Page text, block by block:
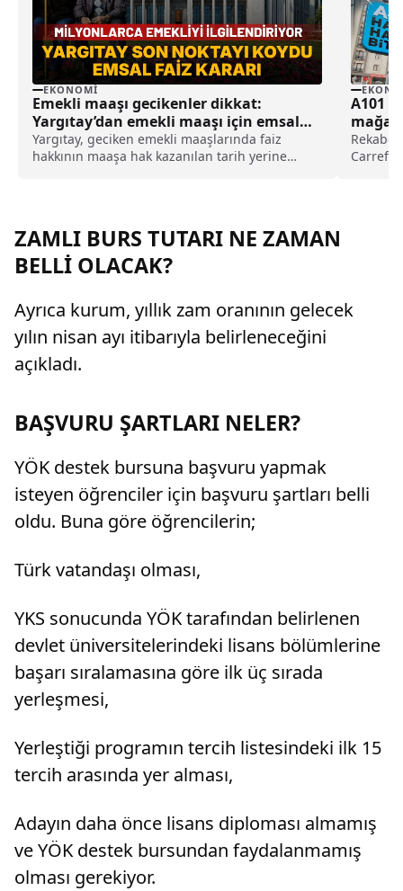
EKONOMI
Emekli maaşı gecikenler dikkat:
Yargıtay’dan emekli maaşı için emsal
faiz kararı
Yargıtay, geciken emekli maaşlarında faiz
hakkının maaşa hak kazanılan tarih yerine
A101
Rekabet
ZAMLI BURS TUTARI NE ZAMAN
BELLİ OLACAK?
Ayrıca kurum, yıllık zam oranının gelecek
yılın nisan ayı itibarıyla belirleneceğini
açıkladı.
BAŞVURU ŞARTLARI NELER?
YÖK destek bursuna başvuru yapmak
isteyen öğrenciler için başvuru şartları belli
oldu. Buna göre öğrencilerin;
Türk vatandaşı olması,
YKS sonucunda YÖK tarafından belirlenen
devlet üniversitelerindeki lisans bölümlerine
başarı sıralamasına göre ilk üç sırada
yerleşmesi,
Yerleştiği programın tercih listesindeki ilk 15
tercih arasında yer alması,
Adayın daha önce lisans diploması almamış
ve YÖK destek bursundan faydalanmamış
olması gerekiyor.